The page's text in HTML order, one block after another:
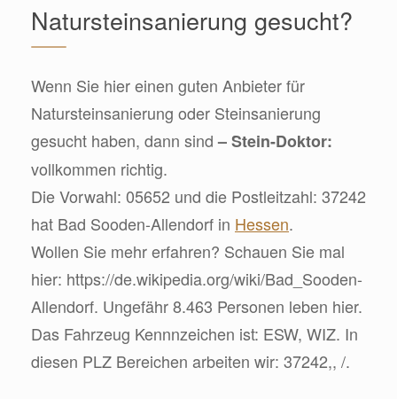
Natursteinsanierung gesucht?
Wenn Sie hier einen guten Anbieter für
Natursteinsanierung oder Steinsanierung
gesucht haben, dann sind– Stein-Doktor:
vollkommen richtig.
Die Vorwahl: 05652 und die Postleitzahl: 37242
hat Bad Sooden-Allendorf in Hessen.
Wollen Sie mehr erfahren? Schauen Sie mal
hier: https://de.wikipedia.org/wiki/Bad_Sooden-
Allendorf. Ungefähr 8.463 Personen leben hier.
Das Fahrzeug Kennnzeichen ist: ESW, WIZ. In
diesen PLZ Bereichen arbeiten wir: 37242,, /.